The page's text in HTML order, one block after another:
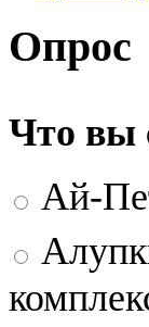
Опрос
Что вы
Ай-